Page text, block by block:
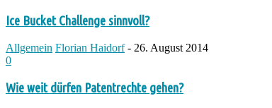
Ice Bucket Challenge sinnvoll?
Allgemein Florian Haidorf - 26. August 2014
0
Wie weit dürfen Patentrechte gehen?